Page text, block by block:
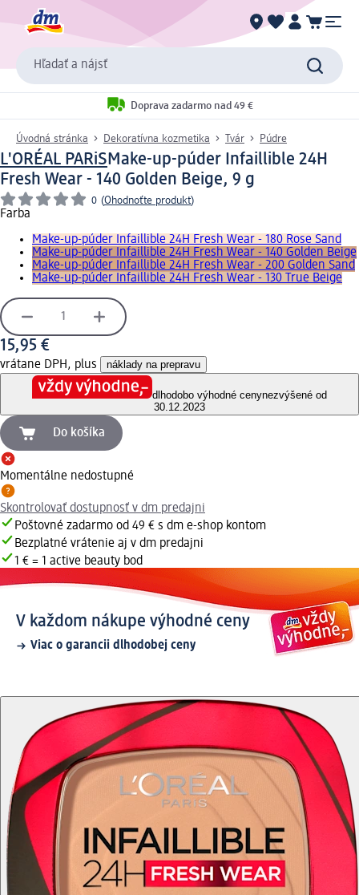
Hľadať a nájsť
Doprava zadarmo nad 49 €
Úvodná stránka Dekoratívna kozmetika Tvár Púdre
L'ORÉAL PARiSMake-up-púder Infaillible 24H
Fresh Wear - 140 Golden Beige, 9 g
0 (Ohodnoťte produkt)
Farba
Make-up-púder Infaillible 24H Fresh Wear - 180 Rose Sand
Make-up-púder Infaillible 24H Fresh Wear - 140 Golden Beige
Make-up-púder Infaillible 24H Fresh Wear - 200 Golden Sand
Make-up-púder Infaillible 24H Fresh Wear - 130 True Beige
15,95 €
vrátane DPH, plus náklady na prepravu
dlhodobo výhodné cenynezvýšené od
30.12.2023
Do košíka
Momentálne nedostupné
Skontrolovať dostupnosť v dm predajni
Poštovné zadarmo od 49 € s dm e-shop kontom
Bezplatné vrátenie aj v dm predajni
1 € = 1 active beauty bod
V každom nákupe výhodné ceny
Viac o garancii dlhodobej ceny